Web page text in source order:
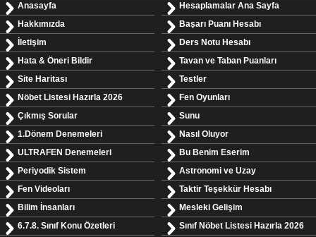
Anasayfa
Hakkımızda
İletişim
Hata & Öneri Bildir
Site Haritası
Nöbet Listesi Hazırla 2026
Çıkmış Sorular
1.Dönem Denemeleri
ULTRAFEN Denemeleri
Periyodik Sistem
Fen Videoları
Bilim İnsanları
6.7.8. Sınıf Konu Özetleri
Hesaplamalar Ana Sayfa
Başarı Puanı Hesabı
Ders Notu Hesabı
Tavan ve Taban Puanları
Testler
Fen Oyunları
Sunu
Nasıl Oluyor
Bu Benim Eserim
Astronomi ve Uzay
Taktir Teşekkür Hesabı
Mesleki Gelişim
Sınıf Nöbet Listesi Hazırla 2026